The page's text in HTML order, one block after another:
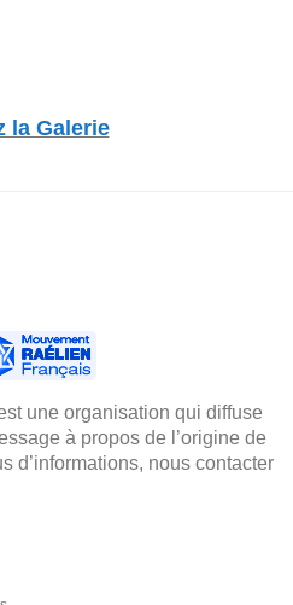
la Galerie
une organisation qui diffuse
à propos de l’origine de
d’informations, nous contacter